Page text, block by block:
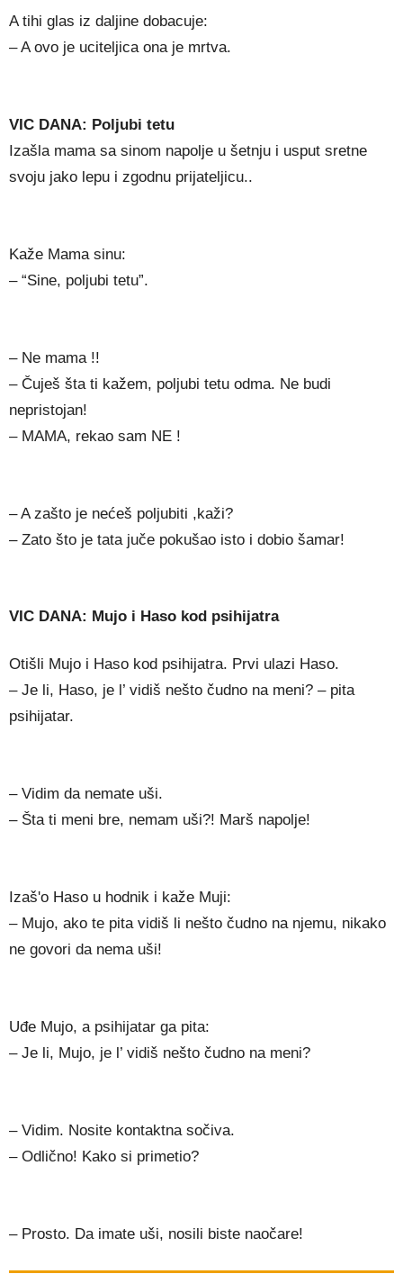
A tihi glas iz daljine dobacuje:
– A ovo je uciteljica ona je mrtva.
VIC DANA: Poljubi tetu
Izašla mama sa sinom napolje u šetnju i usput sretne
svoju jako lepu i zgodnu prijateljicu..
Kaže Mama sinu:
– “Sine, poljubi tetu”.
– Ne mama !!
– Čuješ šta ti kažem, poljubi tetu odma. Ne budi
nepristojan!
– MAMA, rekao sam NE !
– A zašto je nećeš poljubiti ,kaži?
– Zato što je tata juče pokušao isto i dobio šamar!
VIC DANA: Mujo i Haso kod psihijatra
Otišli Mujo i Haso kod psihijatra. Prvi ulazi Haso.
– Je li, Haso, je l’ vidiš nešto čudno na meni? – pita
psihijatar.
– Vidim da nemate uši.
– Šta ti meni bre, nemam uši?! Marš napolje!
Izaš'o Haso u hodnik i kaže Muji:
– Mujo, ako te pita vidiš li nešto čudno na njemu, nikako
ne govori da nema uši!
Uđe Mujo, a psihijatar ga pita:
– Je li, Mujo, je l’ vidiš nešto čudno na meni?
– Vidim. Nosite kontaktna sočiva.
– Odlično! Kako si primetio?
– Prosto. Da imate uši, nosili biste naočare!